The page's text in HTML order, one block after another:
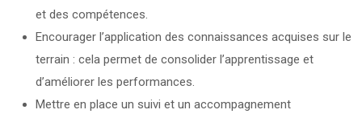
et des compétences.
Encourager l’application des connaissances acquises sur le
terrain : cela permet de consolider l’apprentissage et
d’améliorer les performances.
Mettre en place un suivi et un accompagnement